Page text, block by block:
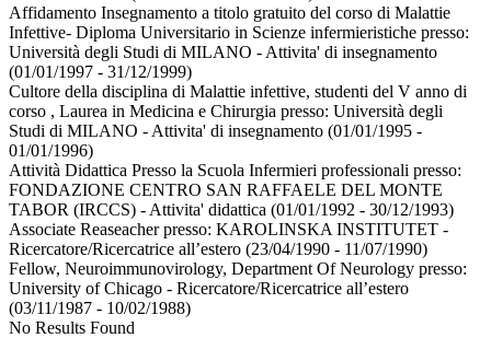
Affidamento Insegnamento a titolo gratuito del corso di Malattie
Infettive- Diploma Universitario in Scienze infermieristiche presso:
Università degli Studi di MILANO - Attivita' di insegnamento
(01/01/1997 - 31/12/1999)
Cultore della disciplina di Malattie infettive, studenti del V anno di
corso , Laurea in Medicina e Chirurgia presso: Università degli
Studi di MILANO - Attivita' di insegnamento (01/01/1995 -
01/01/1996)
Attività Didattica Presso la Scuola Infermieri professionali presso:
FONDAZIONE CENTRO SAN RAFFAELE DEL MONTE
TABOR (IRCCS) - Attivita' didattica (01/01/1992 - 30/12/1993)
Associate Reaseacher presso: KAROLINSKA INSTITUTET -
Ricercatore/Ricercatrice all’estero (23/04/1990 - 11/07/1990)
Fellow, Neuroimmunovirology, Department Of Neurology presso:
University of Chicago - Ricercatore/Ricercatrice all’estero
(03/11/1987 - 10/02/1988)
No Results Found